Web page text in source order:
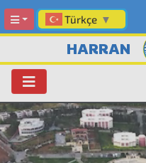
Türkçe ▼
HARRAN